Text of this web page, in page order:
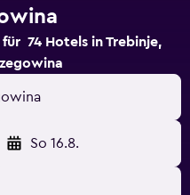
74 Hotels in Trebinje,
So 16.8.